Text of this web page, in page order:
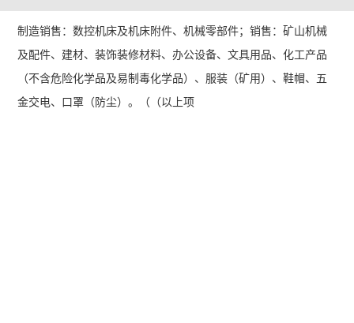
制造销售：数控机床及机床附件、机械零部件；销售：矿山机械
及配件、建材、装饰装修材料、办公设备、文具用品、化工产品
（不含危险化学品及易制毒化学品）、服装（矿用）、鞋帽、五
金交电、口罩（防尘）。（（以上项